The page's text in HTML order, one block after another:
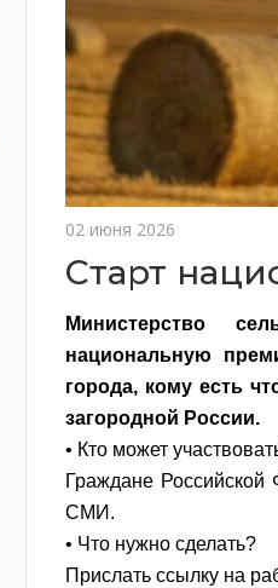
02 июня 2026
Старт
Министерство
национальную
города, кому есть
загородной России.
• Кто может
Граждане
СМИ.
• Что нужно сделать?
Прислать ссылку на